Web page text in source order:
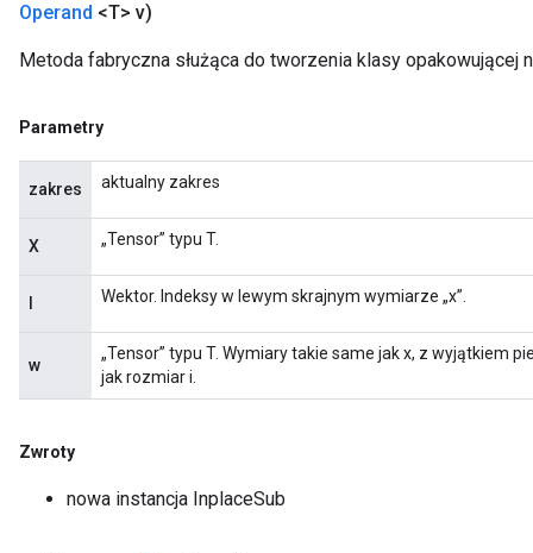
Operand <T> v)
Metoda fabryczna służąca do tworzenia klasy opakowującej
Parametry
zakres aktualny zakres
X „Tensor” typu T.
Wektor. Indeksy w lewym skrajnym wymiarze „x”.
w
„Tensor” typu T. Wymiary takie same jak x, z wyjątkiem
jak rozmiar i.
Zwroty
nowa instancja InplaceSub